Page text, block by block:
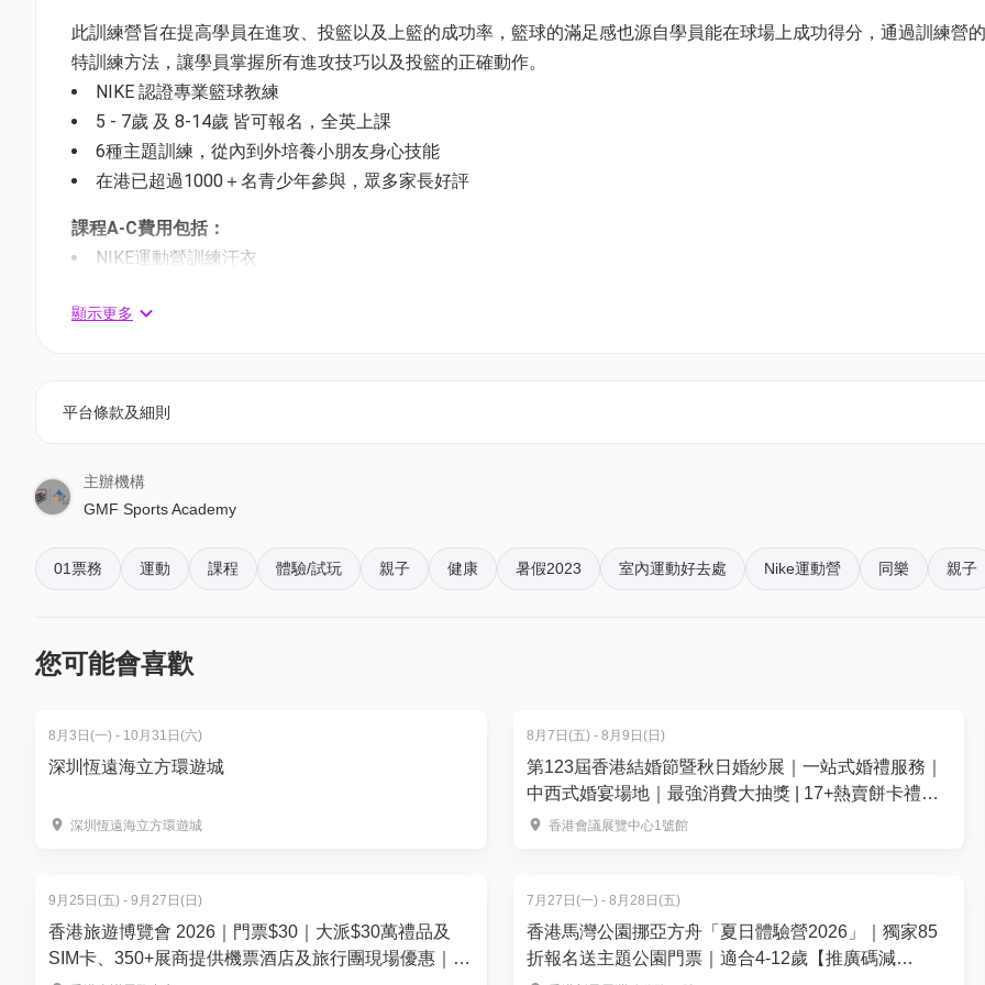
此訓練營旨在提高學員在進攻、投籃以及上籃的成功率，籃球的滿足感也源自學員能在球場上成功得分，通過訓練營
特訓練方法，讓學員掌握所有進攻技巧以及投籃的正確動作。
NIKE 認證專業籃球教練
5 - 7歲 及 8-14歲 皆可報名，全英上課
6種主題訓練，從內到外培養小朋友身心技能
在港已超過1000＋名青少年參與，眾多家長好評
課程A-C費用包括：
NIKE運動營訓練汗衣
NIKE運動營出席証書
課程日期：7月19, 20, 21日 (7月共 3 堂)
場地：旺角麥花臣匯優才發展及交流中心
地址： 旺角奶路臣街38號麥花臣匯1B座
• [早鳥優惠至7月1日] $2,138 (原價: $2,250）
• [正價優惠至7月9日] $2,565 (原價: $2,700）
B) 5 – 7歲: 旺角麥花臣匯優才發展及交流中心 (*已售完)
課程日期：
8月7, 8, 9日 ( 8月共 3 堂)
場地： 旺角麥花臣匯優才發展及交流中心
地址：旺角奶路臣街38號麥花臣匯1B座
• [早鳥優惠至7月1日] $2,138 (原價: $2,250）
C) 5 – 7歲: 旺角麥花臣匯優才發展及交流中心
課程日期：8月9, 10, 11日 (8月共 3 堂)
顯示更多
平台條款及細則
主辦機構
GMF Sports Academy
01票務 運動 課程 體驗/試玩 親子 健康 暑假2023 室內運動好去處 Nike運動營 同樂 親子
您可能會喜歡
8月3日(一) - 10月31日(六)
深圳恆遠海立方環遊城
深圳恆遠海立方環遊城
8月7日(五) - 8月9日(日)
第123屆香港結婚節暨秋日婚紗展｜一站式婚禮服務｜
中西式婚宴場地｜最強消費大抽獎 | 17+熱賣餅卡禮券
品牌香港會議展覽中心1號館
9月25日(五) - 9月27日(日)
香港旅遊博覽會 2026｜門票$30｜大派$30萬禮品及
SIM卡、350+展商提供機票酒店及旅行團現場優惠｜
7月27日(一) - 8月28日(五)
香港馬灣公園挪亞方舟「夏日體驗營2026」｜獨家85
折報名送主題公園門票｜適合4-12歲【推廣碼減